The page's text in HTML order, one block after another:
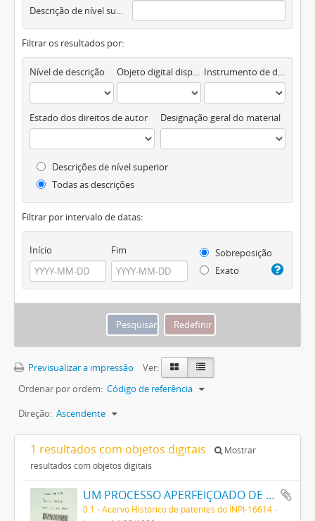
Descrição de nível superior
Filtrar os resultados por:
Nível de descrição Objeto digital disponível Instrumento de descrição documental
Estado dos direitos de autor Designação geral do material
Descrições de nível superior
Todas as descrições
Filtrar por intervalo de datas:
Início Fim
Sobreposição
Exato
Previsualizar a impressão
Ver:
Ordenar por ordem: Código de referência
Direção: Ascendente
1 resultados com objetos digitais
Mostrar
resultados com objetos digitais
UM PROCESSO APERFEIÇOADO DE FABRICAÇÃO DE TINTAS PRETAS DE ENXOFRE
0.1 - Acervo Histórico de patentes do INPI-16614